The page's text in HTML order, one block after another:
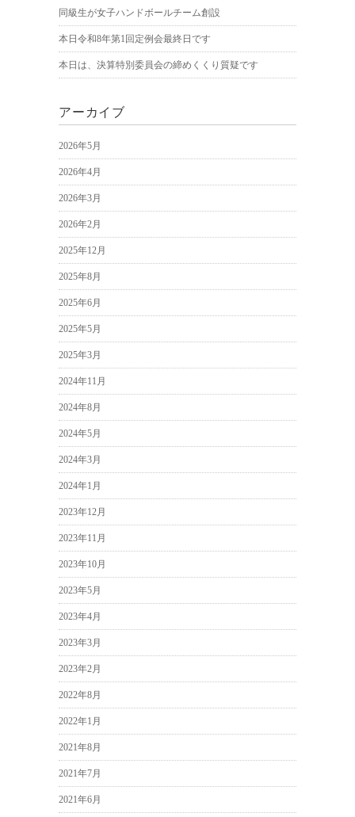
同級生が女子ハンドボールチーム創設
本日令和8年第1回定例会最終日です
本日は、決算特別委員会の締めくくり質疑です
アーカイブ
2026年5月
2026年4月
2026年3月
2026年2月
2025年12月
2025年8月
2025年6月
2025年5月
2025年3月
2024年11月
2024年8月
2024年5月
2024年3月
2024年1月
2023年12月
2023年11月
2023年10月
2023年5月
2023年4月
2023年3月
2023年2月
2022年8月
2022年1月
2021年8月
2021年7月
2021年6月